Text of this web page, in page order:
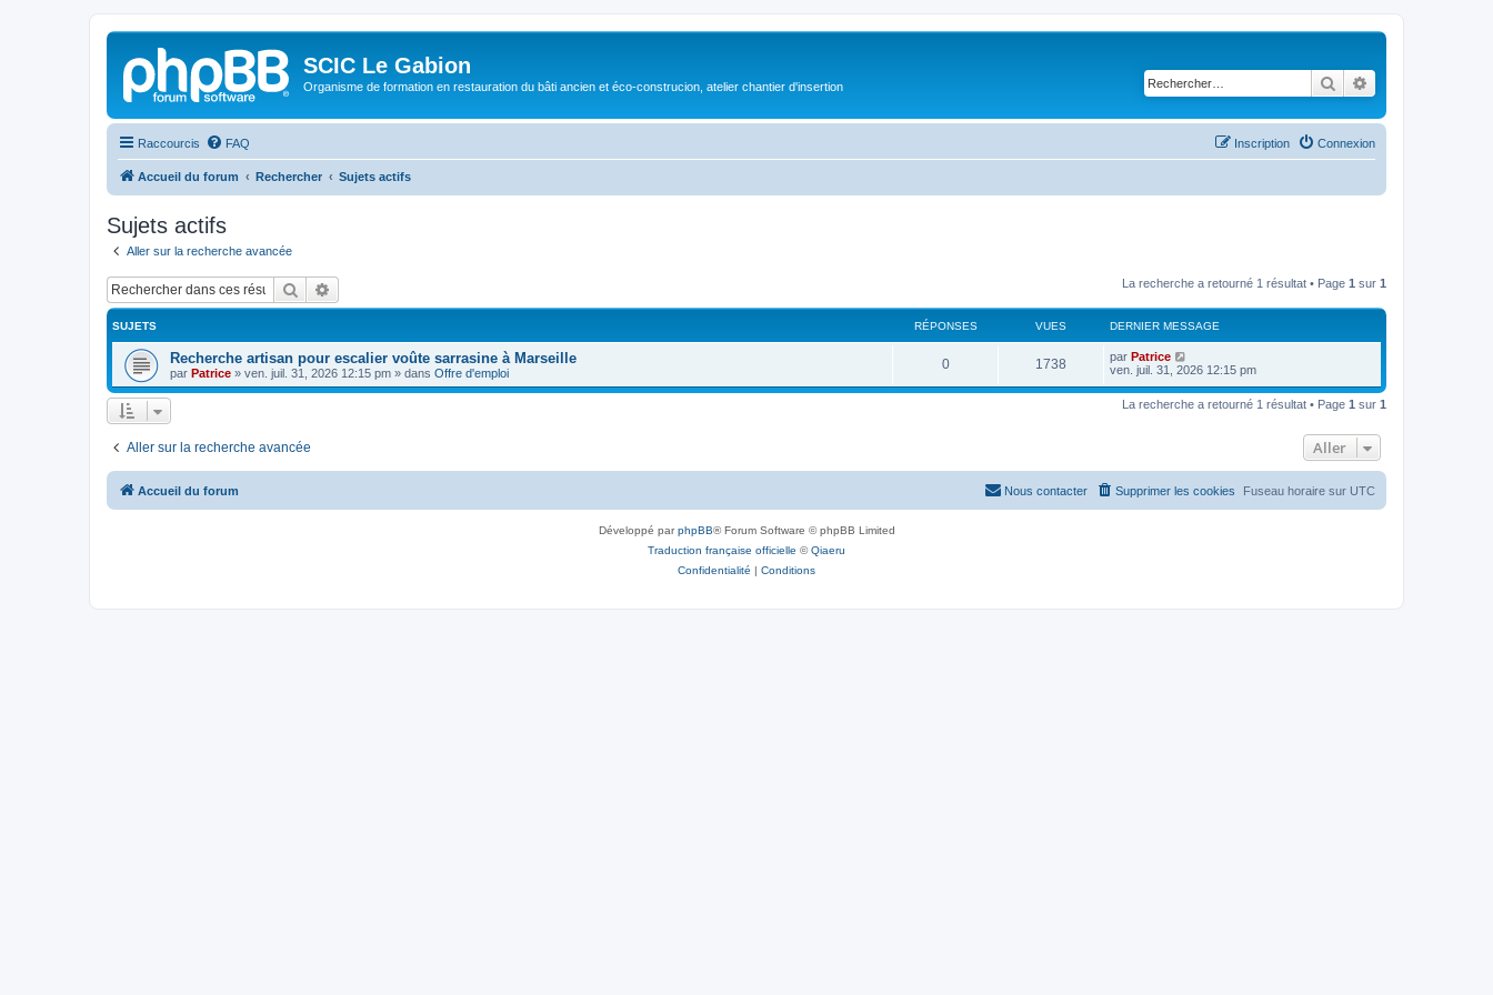
SCIC Le Gabion
Organisme de formation en restauration du bâti ancien et éco-construcion, atelier chantier d'insertion Rechercher
Raccourcis FAQ Connexion
Inscription
Accueil du forum Rechercher Sujets actifs
Sujets actifs
Aller sur la recherche avancée
Rechercher La recherche a retourné 1 résultat • Page 1 sur 1
SUJETS RÉPONSES VUES DERNIER MESSAGE
Recherche artisan pour escalier voûte sarrasine à Marseille
par Patrice » ven. juil. 31, 2026 12:15 pm » dans Offre d'emploi
0 1738 par Patrice
ven. juil. 31, 2026 12:15 pm
La recherche a retourné 1 résultat • Page 1 sur 1
Aller sur la recherche avancée Aller
Accueil du forum Fuseau horaire sur UTC
Supprimer les cookies
Nous contacter
Développé parphpBB® Forum Software © phpBB Limited
Traduction française officielle ©Qiaeru
Confidentialité | Conditions